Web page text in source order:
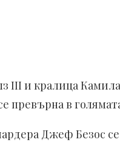
III и кралица
превърна в
Джеф Безос